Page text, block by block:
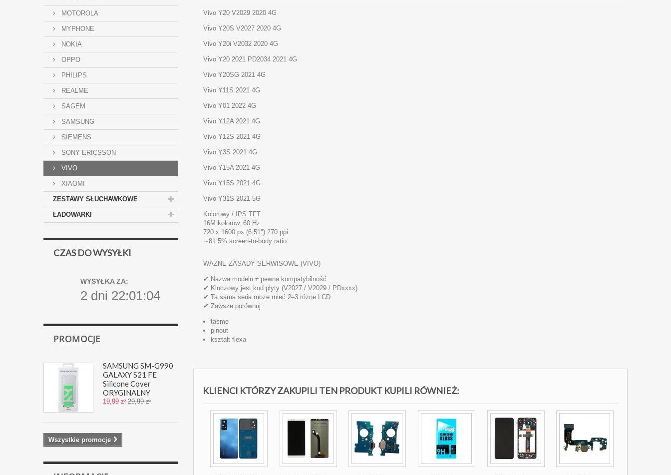
MOTOROLA
MYPHONE
NOKIA
OPPO
PHILIPS
REALME
SAGEM
SAMSUNG
SIEMENS
SONY ERICSSON
VIVO
XIAOMI
ZESTAWY SŁUCHAWKOWE
ŁADOWARKI
CZAS DO WYSYŁKI
WYSYŁKA ZA:
2 dni 22:01:03
PROMOCJE
SAMSUNG SM-G990
GALAXY S21 FE
Silicone Cover
ORYGINALNY
19,99 zł 29,99 zł
Wszystkie promocje
Vivo Y20 V2029 2020 4G
Vivo Y20S V2027 2020 4G
Vivo Y20i V2032 2020 4G
Vivo Y20 2021 PD2034 2021 4G
Vivo Y20SG 2021 4G
Vivo Y11S 2021 4G
Vivo Y01 2022 4G
Vivo Y12A 2021 4G
Vivo Y12S 2021 4G
Vivo Y3S 2021 4G
Vivo Y15A 2021 4G
Vivo Y15S 2021 4G
Vivo Y31S 2021 5G
Kolorowy / IPS TFT
16M kolorów, 60 Hz
720 x 1600 px (6.51") 270 ppi
∼81.5% screen-to-body ratio
WAŻNE ZASADY SERWISOWE (VIVO)
✔ Nazwa modelu ≠ pewna kompatybilność
✔ Kluczowy jest kod płyty (V2027 / V2029 / PDxxxx)
✔ Ta sama seria może mieć 2–3 różne LCD
✔ Zawsze porównuj:
taśmę
pinout
kształt flexa
KLIENCI KTÓRZY ZAKUPILI TEN PRODUKT KUPILI RÓWNIEŻ: